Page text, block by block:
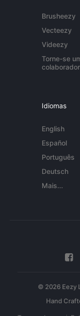
Brusheezy
Vecteezy
Videezy
Torne-se
colaborador
Idiomas
English
Español
Português
Deutsch
Mais...
© 2026 Eezy